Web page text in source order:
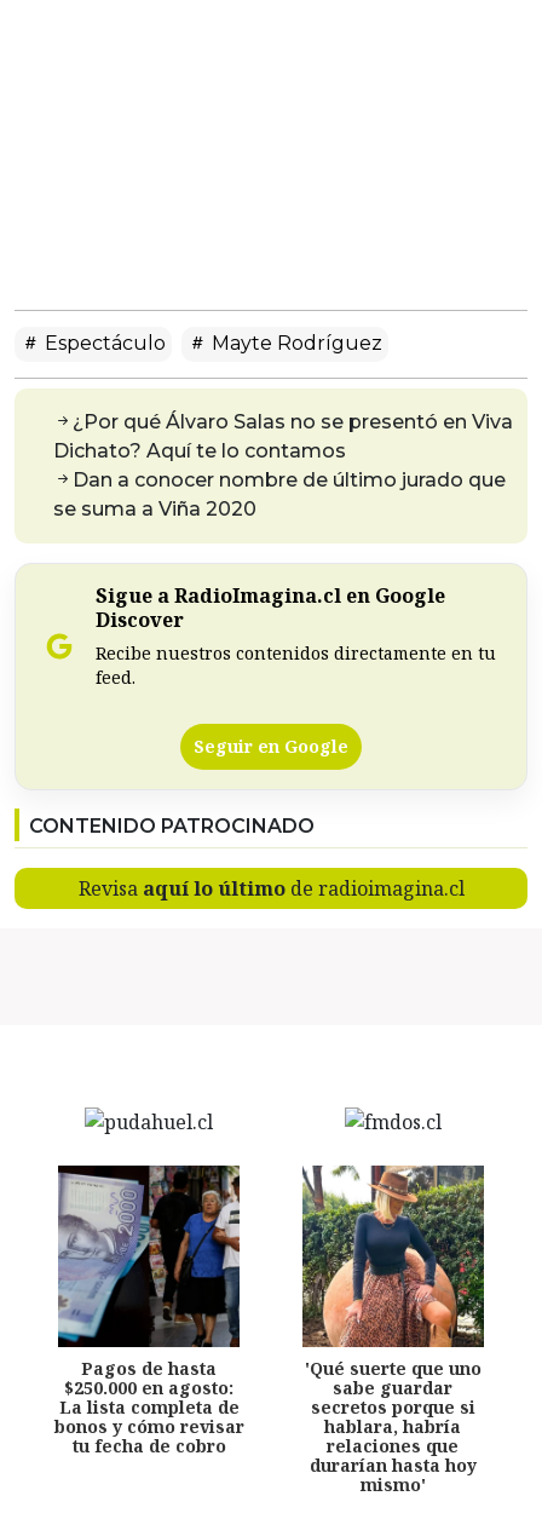
Espectáculo Mayte Rodríguez
¿Por qué Álvaro Salas no se presentó en Viva
Dichato? Aquí te lo contamos
Dan a conocer nombre de último jurado que
se suma a Viña 2020
Sigue a RadioImagina.cl en Google
Discover
Recibe nuestros contenidos directamente en tu
feed.
Seguir en Google
CONTENIDO PATROCINADO
Revisa aquí lo últimode radioimagina.cl
Pagos de hasta
$250.000 en agosto:
La lista completa de
bonos y cómo revisar
tu fecha de cobro
'Qué suerte que uno
sabe guardar
secretos porque si
hablara, habría
relaciones que
durarían hasta hoy
mismo'